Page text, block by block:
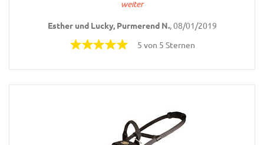
weiter
Esther und Lucky, Purmerend N., 08/01/2019
5 von 5 Sternen